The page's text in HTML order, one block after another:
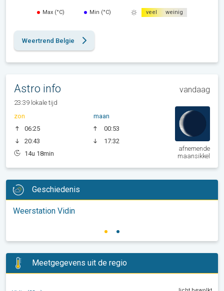
Max (°C) Min (°C) veel weinig
Weertrend Belgie
Astro info vandaag
23:39 lokale tijd
zon
06:25
20:43
14u 18min
maan
00:53
17:32
afnemende
maansikkel
Geschiedenis
Weerstation Vidin
Meetgegevens uit de regio